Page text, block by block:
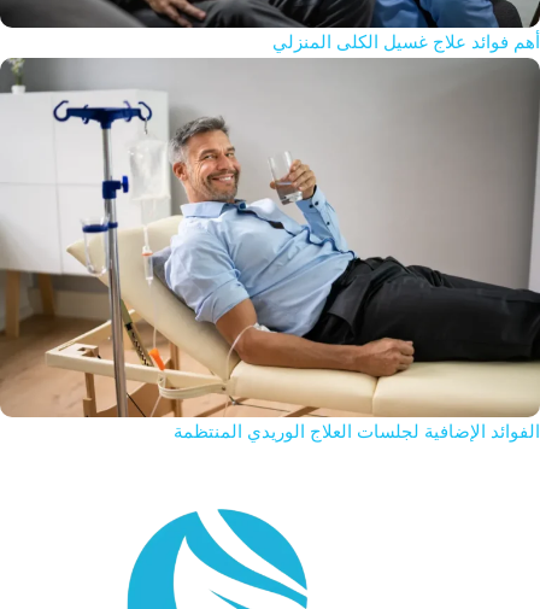
أهم فوائد علاج غسيل الكلى المنزلي
الفوائد الإضافية لجلسات العلاج الوريدي المنتظمة